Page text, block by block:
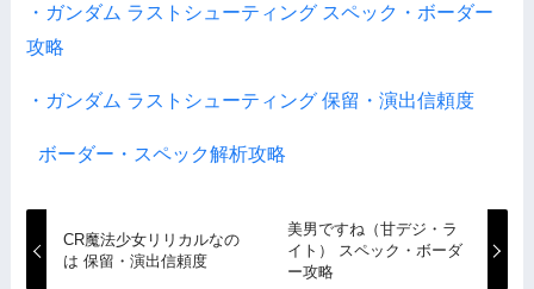
・ガンダム ラストシューティング スペック・ボーダー
攻略
・ガンダム ラストシューティング 保留・演出信頼度
ボーダー・スペック解析攻略
CR魔法少女リリカルなの
は 保留・演出信頼度
美男ですね（甘デジ・ラ
イト） スペック・ボーダ
ー攻略